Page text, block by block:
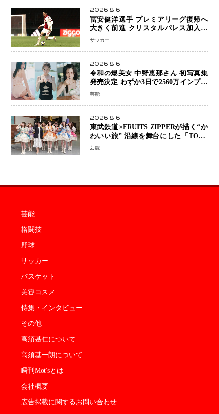
2026.8.6
冨安健洋選手 プレミアリーグ復帰へ
大きく前進 クリスタルパレス加入目
前 メディカルチェックも通過
サッカー
2026.8.6
令和の爆美女 中野恵那さん 初写真集
発売決定 わずか3日で2560万インプレ
ッションを記録した話題の美貌を凝縮
芸能
2026.8.6
東武鉄道×FRUITS ZIPPERが描く“か
わいい旅” 沿線を舞台にした「TOBU
KAWAII PROJECT」が開幕
芸能
芸能
格闘技
野球
サッカー
バスケット
美容コスメ
特集・インタビュー
その他
高須基仁について
高須基一朗について
瞬刊Mot'sとは
会社概要
広告掲載に関するお問い合わせ